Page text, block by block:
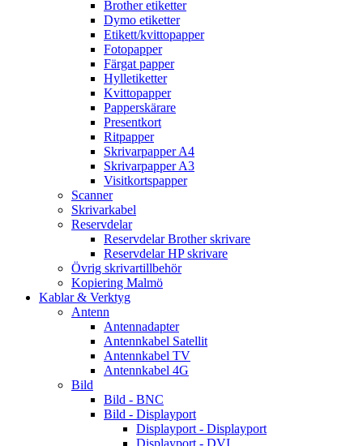
Brother etiketter
Dymo etiketter
Etikett/kvittopapper
Fotopapper
Färgat papper
Hylletiketter
Kvittopapper
Papperskärare
Presentkort
Ritpapper
Skrivarpapper A4
Skrivarpapper A3
Visitkortspapper
Scanner
Skrivarkabel
Reservdelar
Reservdelar Brother skrivare
Reservdelar HP skrivare
Övrig skrivartillbehör
Kopiering Malmö
Kablar & Verktyg
Antenn
Antennadapter
Antennkabel Satellit
Antennkabel TV
Antennkabel 4G
Bild
Bild - BNC
Bild - Displayport
Displayport - Displayport
Displayport - DVI